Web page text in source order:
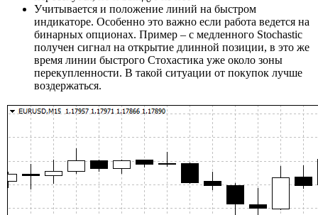
Учитывается и положение линий на быстром
индикаторе. Особенно это важно если работа ведется на
бинарных опционах. Пример – с медленного Stochastic
получен сигнал на открытие длинной позиции, в это же
время линии быстрого Стохастика уже около зоны
перекупленности. В такой ситуации от покупок лучше
воздержаться.